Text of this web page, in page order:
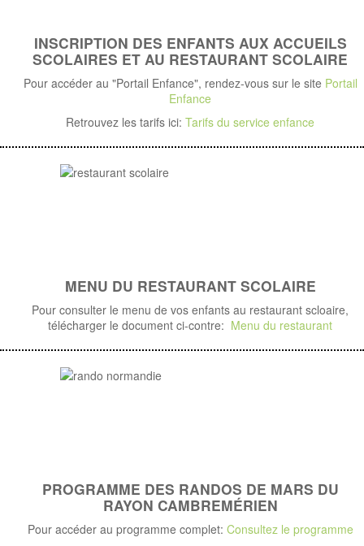
INSCRIPTION DES ENFANTS AUX ACCUEILS
SCOLAIRES ET AU RESTAURANT SCOLAIRE
Pour accéder au "Portail Enfance", rendez-vous sur le site Portail
Enfance
Retrouvez les tarifs ici: Tarifs du service enfance
MENU DU RESTAURANT SCOLAIRE
Pour consulter le menu de vos enfants au restaurant scloaire,
télécharger le document ci-contre: Menu du restaurant
PROGRAMME DES RANDOS DE MARS DU
RAYON CAMBREMÉRIEN
Pour accéder au programme complet: Consultez le programme